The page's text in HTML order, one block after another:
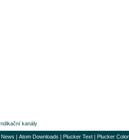
kanály
News | Atom Downloads | Plucker Text | Plucker Color